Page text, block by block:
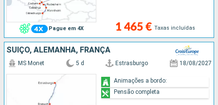
Pague em 4X 1 465 € Taxas incluídas
SUÍÇO, ALEMANHA, FRANÇA
MS Monet 5 d Estrasburgo 18/08/2027
Animações a bordo:
Pensão completa